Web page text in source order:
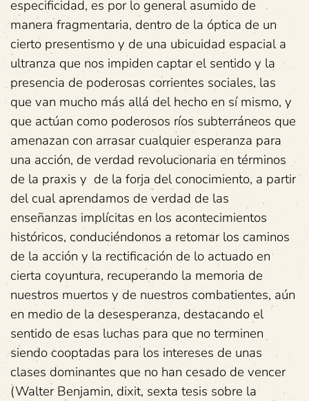
especificidad, es por lo general asumido de
manera fragmentaria, dentro de la óptica de un
cierto presentismo y de una ubicuidad espacial a
ultranza que nos impiden captar el sentido y la
presencia de poderosas corrientes sociales, las
que van mucho más allá del hecho en sí mismo, y
que actúan como poderosos ríos subterráneos que
amenazan con arrasar cualquier esperanza para
una acción, de verdad revolucionaria en términos
de la praxis y de la forja del conocimiento, a partir
del cual aprendamos de verdad de las
enseñanzas implícitas en los acontecimientos
históricos, conduciéndonos a retomar los caminos
de la acción y la rectificación de lo actuado en
cierta coyuntura, recuperando la memoria de
nuestros muertos y de nuestros combatientes, aún
en medio de la desesperanza, destacando el
sentido de esas luchas para que no terminen
siendo cooptadas para los intereses de unas
clases dominantes que no han cesado de vencer
(Walter Benjamin, dixit, sexta tesis sobre la